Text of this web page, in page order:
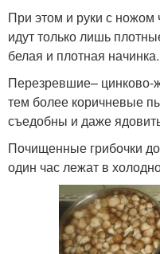
При этом и руки с ножом
идут только лишь
белая и плотная начинка.
Перезревшие– цинково-
тем более коричневые
съедобны и даже
Почищенные грибочки
один час лежат в